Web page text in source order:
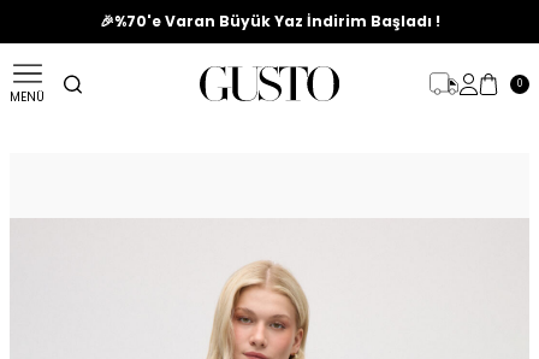
🎉%70'e Varan Büyük Yaz İndirim Başladı !
MENÜ
0